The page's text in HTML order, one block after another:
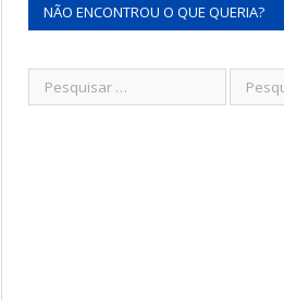
NÃO ENCONTROU O QUE QUERIA?